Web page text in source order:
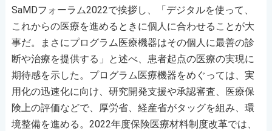
SaMDフォーラム2022で挨拶し、「デジタルを使って、
これからの医療を進めるときに個人に合わせることが大
事だ。まさにプログラム医療機器はその個人に最善の診
断や治療を提供する」と述べ、患者起点の医療の実現に
期待感を示した。プログラム医療機器をめぐっては、実
用化の迅速化に向け、研究開発支援や承認審査、医療保
険上の評価などで、厚労省、経産省がタッグを組み、環
境整備を進める。2022年度保険医療材料制度改革では、